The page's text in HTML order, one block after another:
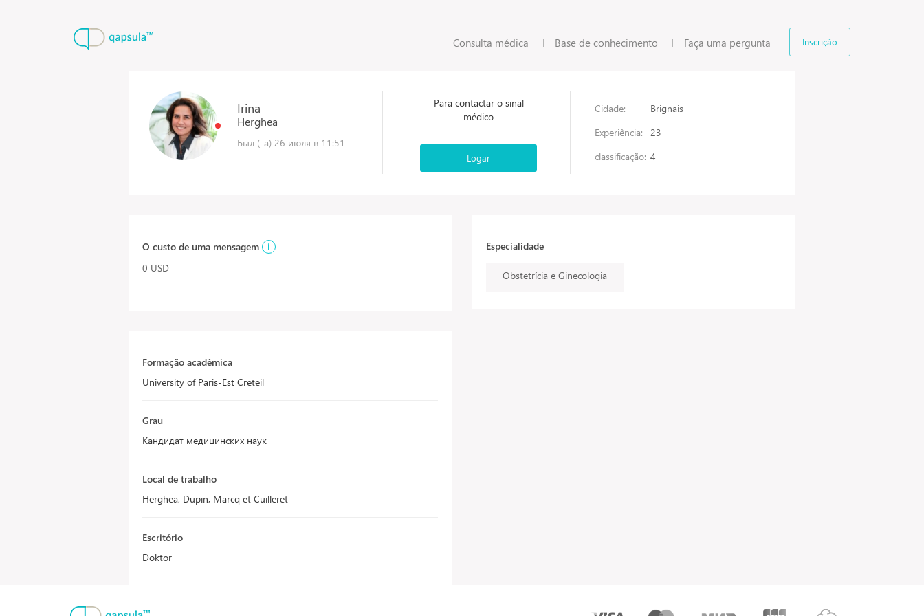
Inscrição
Consulta médica Base de conhecimento Faça uma pergunta
Irina
Herghea
Был (-а) 26 июля в 11:51
Para contactar o sinal
médico
Logar
Cidade:
Brignais
Experiência:
23
classificação: 4
O custo de uma mensagem
i
0 USD
Formação acadêmica
University of Paris-Est Creteil
Grau
Кандидат медицинских наук
Local de trabalho
Herghea, Dupin, Marcq et Cuilleret
Escritório
Doktor
Especialidade
Obstetrícia e Ginecologia